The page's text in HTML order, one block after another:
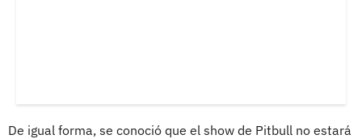
De igual forma, se conoció que el show de Pitbull no estará